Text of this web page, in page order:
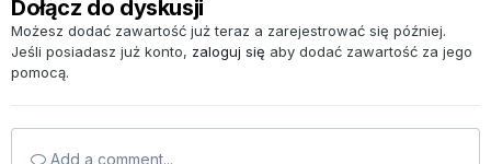
Dołącz do dyskusji
Możesz dodać zawartość już teraz a zarejestrować się później.
Jeśli posiadasz już konto, zaloguj się aby dodać zawartość za jego
pomocą.
Add a comment...